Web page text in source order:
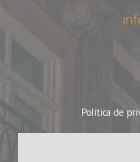
Política de